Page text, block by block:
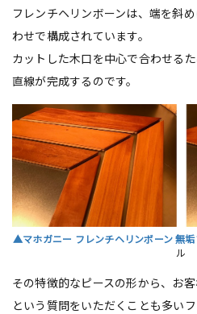
フレンチヘリンボーンは、端を斜
わせで構成されています。
カットした木口を中心で合わせる
直線が完成するのです。
▲マホガニー フレンチヘリンボーン 無
ル
その特徴的なピースの形から、お
という質問をいただくことも多いフ